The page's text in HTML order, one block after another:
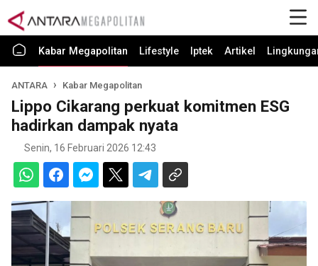
Kabar Megapolitan Lifestyle Iptek Artikel
ANTARA Kabar Megapolitan
Lippo Cikarang perkuat komitmen ESG
hadirkan dampak nyata
Senin, 16 Februari 2026 12:43